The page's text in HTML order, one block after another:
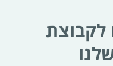
לקבוצת